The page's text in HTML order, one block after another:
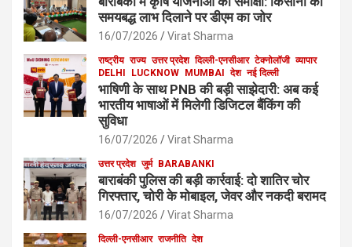
समयबद्ध लाभ दिलाने पर डीएम का जोर
16/07/2026 Virat Sharma
राष्ट्रीय राज्य उत्तर प्रदेश दिल्ली-एनसीआर टेक्नोलॉजी व्यापार
DELHI
LUCKNOW MUMBAI देश नई दिल्ली
भाषिणी के साथ PNB की बड़ी साझेदारी: अब कई
भारतीय भाषाओं में मिलेगी डिजिटल बैंकिंग की
सुविधा
16/07/2026 Virat Sharma
उत्तर प्रदेश जुर्म BARABANKI
बाराबंकी पुलिस की बड़ी कार्रवाई: दो शातिर चोर
गिरफ्तार, चोरी के मोबाइल, जेवर और नकदी बरामद
16/07/2026 Virat Sharma
दिल्ली-एनसीआर राजनीति देश